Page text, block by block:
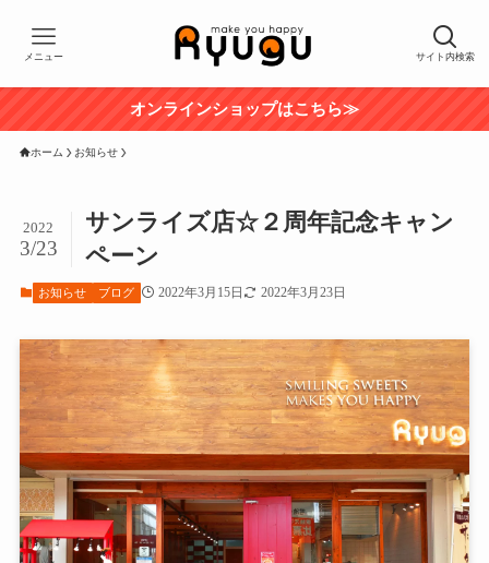
サイト内検索
メニュー
オンラインショップはこちら≫
ホーム お知らせ
サンライズ店☆２周年記念キャン
ペーン
2022
3/23
お知らせ ブログ 2022年3月15日 2022年3月23日